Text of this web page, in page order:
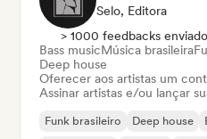
Selo, Editora
> 1000 feedbacks
Bass musicMúsica brasileira
Deep house
Oferecer aos artistas um
Assinar artistas e/ou lançar
Funk brasileiro Deep house